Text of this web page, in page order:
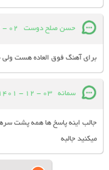
حسن صلح دوست 02 - 12 - 1401
برای آهنگ فوق العاده هست
سمانه 03 - 12 - 1401
جالب اینه پاسخ ها همه پشت
میکنید جالبه